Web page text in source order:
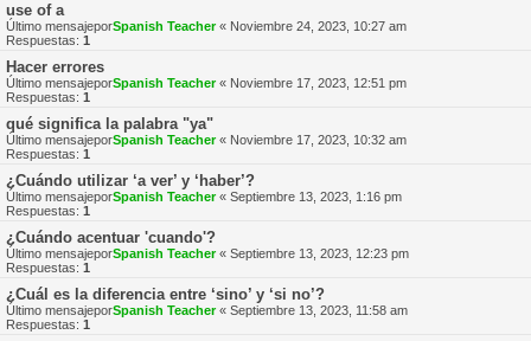
use of a
Último mensajeporSpanish Teacher« Noviembre 24, 2023, 10:27 am
Respuestas: 1
Hacer errores
Último mensajeporSpanish Teacher« Noviembre 17, 2023, 12:51 pm
Respuestas: 1
qué significa la palabra "ya"
Último mensajeporSpanish Teacher« Noviembre 17, 2023, 10:32 am
Respuestas: 1
¿Cuándo utilizar ‘a ver’ y ‘haber’?
Último mensajeporSpanish Teacher« Septiembre 13, 2023, 1:16 pm
Respuestas: 1
¿Cuándo acentuar 'cuando'?
Último mensajeporSpanish Teacher« Septiembre 13, 2023, 12:23 pm
Respuestas: 1
¿Cuál es la diferencia entre ‘sino’ y ‘si no’?
Último mensajeporSpanish Teacher« Septiembre 13, 2023, 11:58 am
Respuestas: 1